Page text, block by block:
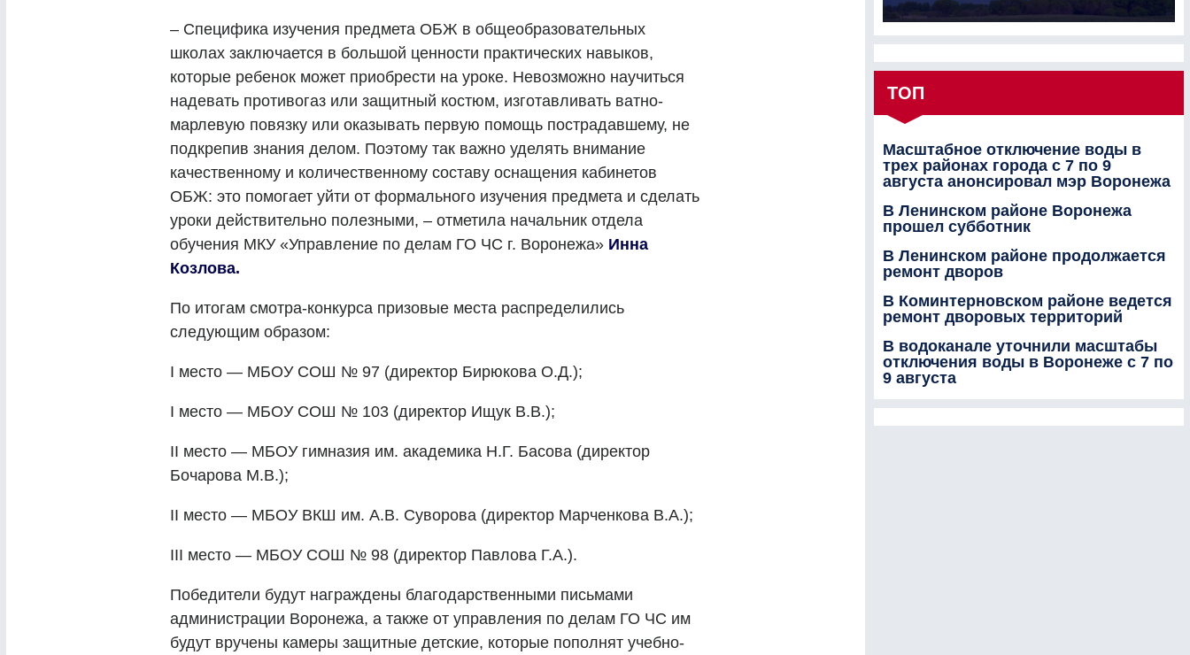
– Специфика изучения предмета ОБЖ в общеобразовательных
школах заключается в большой ценности практических навыков,
которые ребенок может приобрести на уроке. Невозможно научиться
надевать противогаз или защитный костюм, изготавливать ватно-
марлевую повязку или оказывать первую помощь пострадавшему, не
подкрепив знания делом. Поэтому так важно уделять внимание
качественному и количественному составу оснащения кабинетов
ОБЖ: это помогает уйти от формального изучения предмета и сделать
уроки действительно полезными, – отметила начальник отдела
обучения МКУ «Управление по делам ГО ЧС г. Воронежа» Инна
Козлова.
По итогам смотра-конкурса призовые места распределились
следующим образом:
I место — МБОУ СОШ № 97 (директор Бирюкова О.Д.);
I место — МБОУ СОШ № 103 (директор Ищук В.В.);
II место — МБОУ гимназия им. академика Н.Г. Басова (директор
Бочарова М.В.);
II место — МБОУ ВКШ им. А.В. Суворова (директор Марченкова В.А.);
III место — МБОУ СОШ № 98 (директор Павлова Г.А.).
Победители будут награждены благодарственными письмами
администрации Воронежа, а также от управления по делам ГО ЧС им
будут вручены камеры защитные детские, которые пополнят учебно-
ТОП
Масштабное отключение воды в
трех районах города с 7 по 9
августа анонсировал мэр Воронежа
В Ленинском районе Воронежа
прошел субботник
В Ленинском районе продолжается
ремонт дворов
В Коминтерновском районе ведется
ремонт дворовых территорий
В водоканале уточнили масштабы
отключения воды в Воронеже с 7 по
9 августа